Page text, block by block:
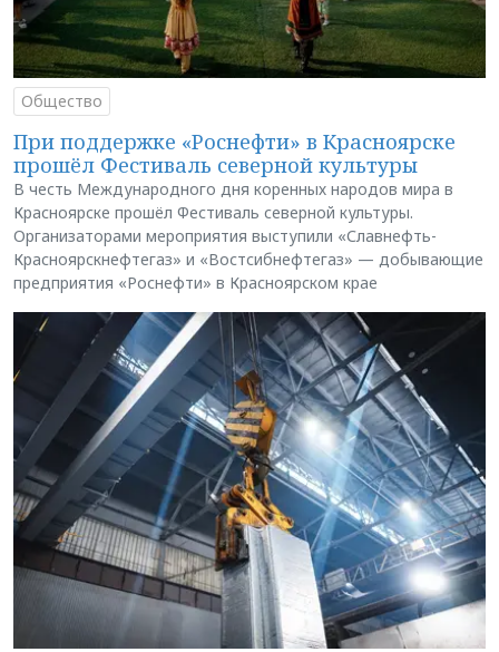
Общество
При поддержке «Роснефти» в Красноярске
прошёл Фестиваль северной культуры
В честь Международного дня коренных народов мира в
Красноярске прошёл Фестиваль северной культуры.
Организаторами мероприятия выступили «Славнефть-
Красноярскнефтегаз» и «Востсибнефтегаз» — добывающие
предприятия «Роснефти» в Красноярском крае